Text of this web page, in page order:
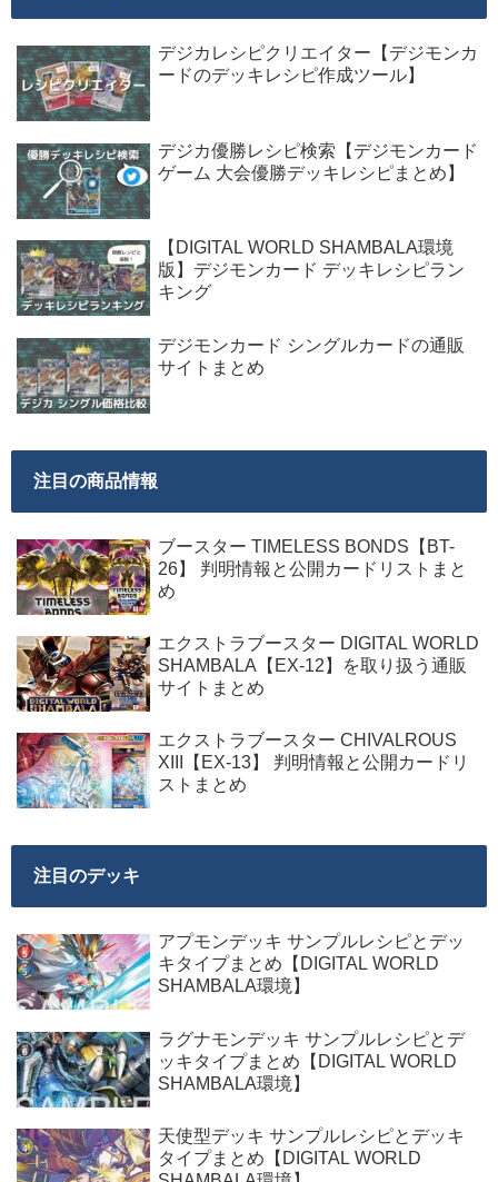
デジカレシピクリエイター【デジモンカ
ードのデッキレシピ作成ツール】
デジカ優勝レシピ検索【デジモンカード
ゲーム 大会優勝デッキレシピまとめ】
【DIGITAL WORLD SHAMBALA環境
版】デジモンカード デッキレシピラン
キング
デジモンカード シングルカードの通販
サイトまとめ
注目の商品情報
ブースター TIMELESS BONDS【BT-
26】 判明情報と公開カードリストまと
め
エクストラブースター DIGITAL WORLD
SHAMBALA【EX-12】を取り扱う通販
サイトまとめ
エクストラブースター CHIVALROUS
XIII【EX-13】 判明情報と公開カードリ
ストまとめ
注目のデッキ
アプモンデッキ サンプルレシピとデッ
キタイプまとめ【DIGITAL WORLD
SHAMBALA環境】
ラグナモンデッキ サンプルレシピとデ
ッキタイプまとめ【DIGITAL WORLD
SHAMBALA環境】
天使型デッキ サンプルレシピとデッキ
タイプまとめ【DIGITAL WORLD